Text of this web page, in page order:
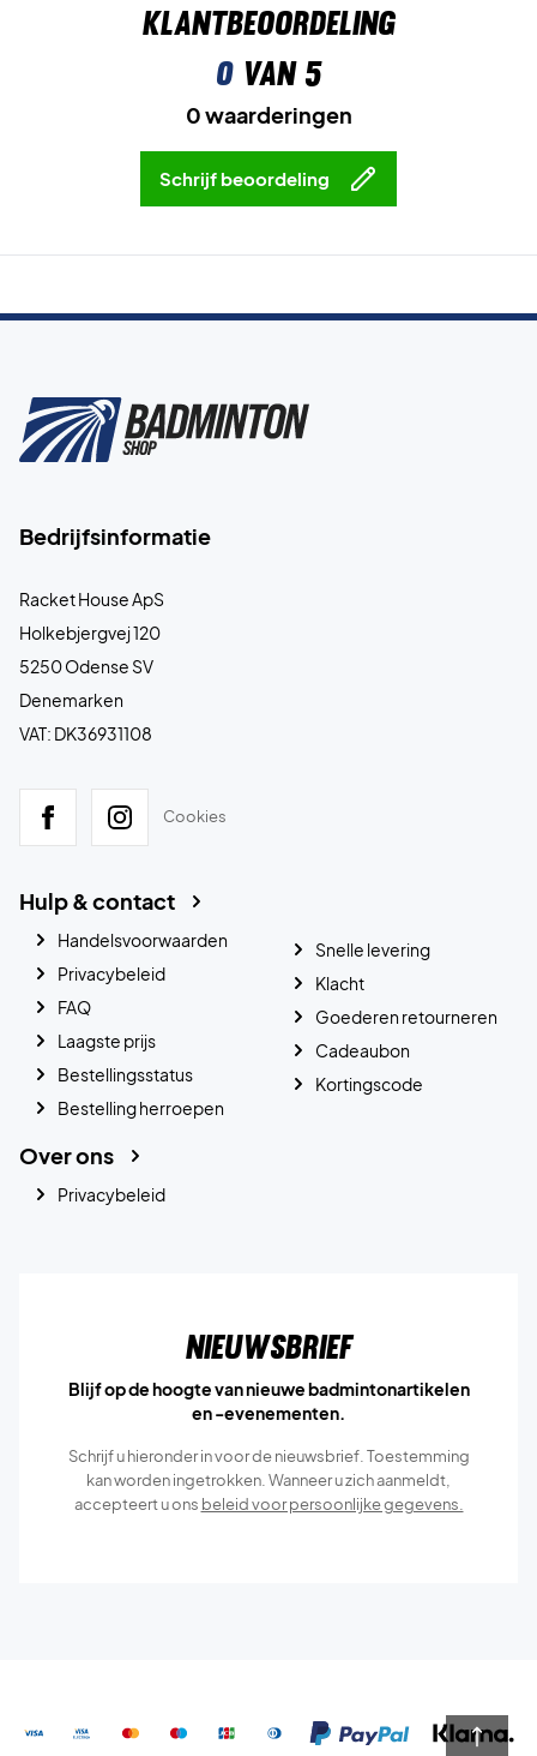
Klantbeoordeling
0van 5
0 waarderingen
Schrijf beoordeling
Bedrijfsinformatie
Racket House ApS
Holkebjergvej 120
5250 Odense SV
Denemarken
VAT: DK36931108
Cookies
Hulp & contact
Handelsvoorwaarden
Privacybeleid
FAQ
Laagste prijs
Bestellingsstatus
Bestelling herroepen
Snelle levering
Klacht
Goederen retourneren
Cadeaubon
Kortingscode
Over ons
Privacybeleid
Nieuwsbrief
Blijf op de hoogte van nieuwe badmintonartikelen
en -evenementen.
Schrijf u hieronder in voor de nieuwsbrief. Toestemming
kan worden ingetrokken. Wanneer u zich aanmeldt,
accepteert u ons beleid voor persoonlijke gegevens.